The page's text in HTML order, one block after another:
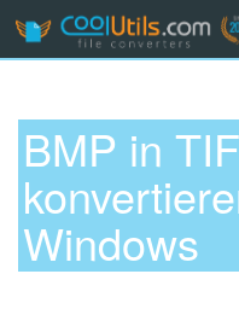
BMP in
Windows